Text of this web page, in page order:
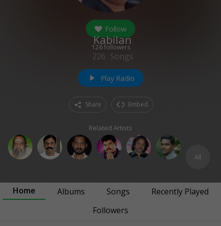
Follow
126followers
Kabilan
226 Songs
play_arrow Play Radio
Share Embed
Related Artists
All
Home Albums Songs
Recently Played
Followers